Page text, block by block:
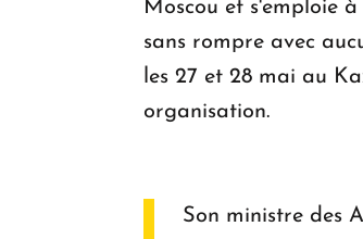
Moscou et s'emploie à
sans rompre avec
les 27 et 28 mai au
organisation.
Son ministre des